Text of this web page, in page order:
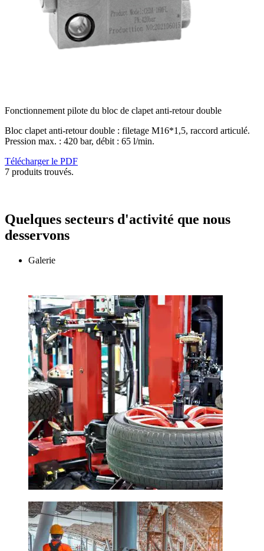
Fonctionnement pilote du bloc de clapet anti-retour double
Bloc clapet anti-retour double : filetage M16*1,5, raccord articulé.
Pression max. : 420 bar, débit : 65 l/min.
Télécharger le PDF
7 produits trouvés.
Quelques secteurs d'activité que nous
desservons
Galerie